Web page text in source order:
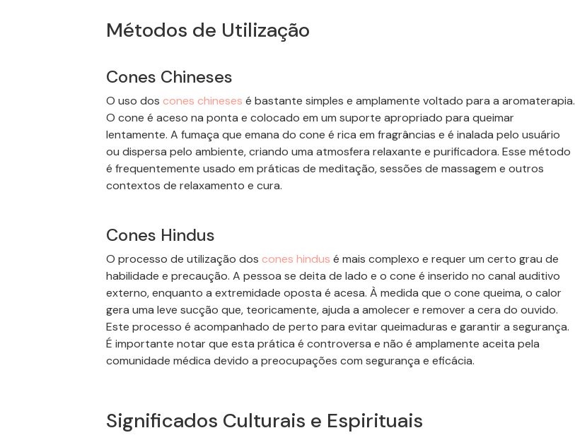
Métodos de Utilização
Cones Chineses
O uso dos cones chineses é bastante simples e amplamente voltado para a aromaterapia.
O cone é aceso na ponta e colocado em um suporte apropriado para queimar
lentamente. A fumaça que emana do cone é rica em fragrâncias e é inalada pelo usuário
ou dispersa pelo ambiente, criando uma atmosfera relaxante e purificadora. Esse método
é frequentemente usado em práticas de meditação, sessões de massagem e outros
contextos de relaxamento e cura.
Cones Hindus
O processo de utilização dos cones hindus é mais complexo e requer um certo grau de
habilidade e precaução. A pessoa se deita de lado e o cone é inserido no canal auditivo
externo, enquanto a extremidade oposta é acesa. À medida que o cone queima, o calor
gera uma leve sucção que, teoricamente, ajuda a amolecer e remover a cera do ouvido.
Este processo é acompanhado de perto para evitar queimaduras e garantir a segurança.
É importante notar que esta prática é controversa e não é amplamente aceita pela
comunidade médica devido a preocupações com segurança e eficácia.
Significados Culturais e Espirituais